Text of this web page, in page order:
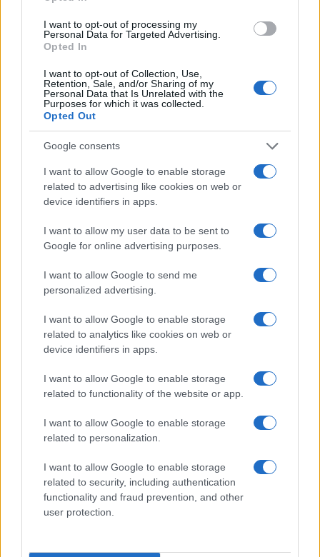
I want to opt-out of processing my
Personal Data for Targeted Advertising.
Opted In
I want to opt-out of Collection, Use,
Retention, Sale, and/or Sharing of my
Personal Data that Is Unrelated with the
Purposes for which it was collected.
Opted Out
Google consents
I want to allow Google to enable storage
related to advertising like cookies on web or
device identifiers in apps.
I want to allow my user data to be sent to
Google for online advertising purposes.
I want to allow Google to send me
personalized advertising.
I want to allow Google to enable storage
related to analytics like cookies on web or
device identifiers in apps.
I want to allow Google to enable storage
related to functionality of the website or app.
I want to allow Google to enable storage
related to personalization.
I want to allow Google to enable storage
related to security, including authentication
functionality and fraud prevention, and other
user protection.
Hartmann je podrška evropskom putu BiH te
postizanju evropskih standarda života u našoj
zemlji, a Austrija je, kako je istakla, dokazano
približavanja regije zapadnog Balkana Evropskoj
Bilateralne i ekonomske odnosi Austrije i BiH
ocijenila je odličnim, podsjetivši da Austrijska
godišnjicu otkako je prvi austrijski ambasador 6.
aprila 1994. godine predao akreditive tadašnjem
predsjedavajućem Predsjedništva. Napomenula je
da je Austrija dobar poznavalac prilika u BiH i
regionu te da se uvijek trudila pomoći BiH, kako
kroz Austrijsku razvojnu agenciju (ADA), Hilfswerk
Austrija te kroz niz ostalih humanitarnih
organizacija.
Osim navedenog, ukazala je i na brojne zaključene
Nedavno je na snagu stupio Sporazum o
mladih i sporta. Od decembra prošle godine pri
Ambasadi djeluje i Austrijski kulturni forum. U
oblasti stručnog obrazovanja nastojimo
prenijeti pozitivna austrijska iskustva i pomoći
boljem usklađivanju obrazovnog sistema
potrebama tržišt